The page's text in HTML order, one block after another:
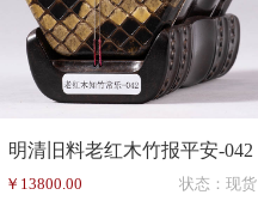
明清旧料老红木竹报平安-042
￥13800.00 状态：现货